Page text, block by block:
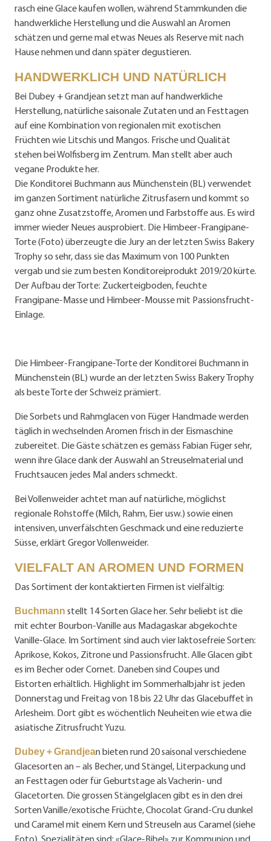
rasch eine Glace kaufen wollen, während Stammkunden die
handwerkliche Herstellung und die Auswahl an Aromen
schätzen und gerne mal etwas Neues als Reserve mit nach
Hause nehmen und dann später degustieren.
HANDWERKLICH UND NATÜRLICH
Bei Dubey + Grandjean setzt man auf handwerkliche
Herstellung, natürliche saisonale Zutaten und an Festtagen
auf eine Kombination von regionalen mit exotischen
Früchten wie Litschis und Mangos. Frische und Qualität
stehen bei Wolfisberg im Zentrum. Man stellt aber auch
vegane Produkte her.
Die Konditorei Buchmann aus Münchenstein (BL) verwendet
im ganzen Sortiment natürliche Zitrusfasern und kommt so
ganz ohne Zusatzstoffe, Aromen und Farbstoffe aus. Es wird
immer wieder Neues ausprobiert. Die Himbeer-Frangipa­ne-
Torte (Foto) überzeugte die Jury an der letzten Swiss Bakery
Trophy so sehr, dass sie das Maximum von 100 Punkten
vergab und sie zum besten Konditoreiprodukt 2019/20 kürte.
Der Aufbau der Torte: Zuckerteigboden, feuchte
Frangipane-Masse und Himbeer-Mousse mit Passionsfrucht-
Einlage.
Die Himbeer-Frangipane-Torte der Konditorei Buchmann in
Münchenstein (BL) wurde an der letzten Swiss Bakery Trophy
als beste Torte der Schweiz prämiert.
Die Sorbets und Rahmglacen von Füger Handmade werden
täglich in wechselnden Aromen frisch in der Eismaschine
zubereitet. Die Gäste schätzen es gemäss Fabian Füger sehr,
wenn ihre Glace dank der Auswahl an Streuselmaterial und
Fruchtsaucen jedes Mal anders schmeckt.
Bei Vollenweider achtet man auf natürliche, möglichst
regionale Rohstoffe (Milch, Rahm, Eier usw.) sowie einen
intensiven, unverfälschten Geschmack und eine reduzierte
Süsse, erklärt Gregor Vollenweider.
VIELFALT AN AROMEN UND FORMEN
Das Sortiment der kontaktierten Firmen ist vielfältig:
Buchmann stellt 14 Sorten Glace her. Sehr beliebt ist die
mit echter Bourbon-Vanille aus Madagaskar abgekochte
Vanille-Glace. Im Sortiment sind auch vier laktosefreie Sorten:
Aprikose, Kokos, Zitrone und Passionsfrucht. Alle Glacen gibt
es im Becher oder Cornet. Daneben sind Coupes und
Eistorten erhältlich. Highlight im Sommerhalbjahr ist jeden
Donnerstag und Freitag von 18 bis 22 Uhr das Glacebuffet in
Arlesheim. Dort gibt es wöchentlich Neuheiten wie etwa die
asiatische Zitrusfrucht Yuzu.
Dubey + Grandjean bieten rund 20 saisonal verschiedene
Glacesorten an – als Becher, und Stängel, Literpackung und
an Festtagen oder für Geburtstage als Vacherin- und
Glacetorten. Die grossen Stängelglacen gibt es in den drei
Sorten Vanille /exotische Früchte, Chocolat Grand-Cru dunkel
und Caramel mit einem Kern und Streuseln aus Caramel (siehe